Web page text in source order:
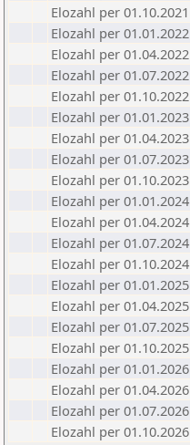
Elozahl per 01.10.2021
Elozahl per 01.01.2022
Elozahl per 01.04.2022
Elozahl per 01.07.2022
Elozahl per 01.10.2022
Elozahl per 01.01.2023
Elozahl per 01.04.2023
Elozahl per 01.07.2023
Elozahl per 01.10.2023
Elozahl per 01.01.2024
Elozahl per 01.04.2024
Elozahl per 01.07.2024
Elozahl per 01.10.2024
Elozahl per 01.01.2025
Elozahl per 01.04.2025
Elozahl per 01.07.2025
Elozahl per 01.10.2025
Elozahl per 01.01.2026
Elozahl per 01.04.2026
Elozahl per 01.07.2026
Elozahl per 01.10.2026